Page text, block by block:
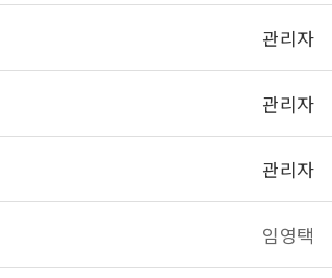
관리자
관리자
관리자
임영택